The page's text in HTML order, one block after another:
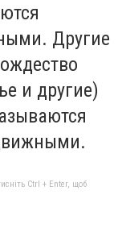
Другие
и другие)
Ctrl + Enter, щоб